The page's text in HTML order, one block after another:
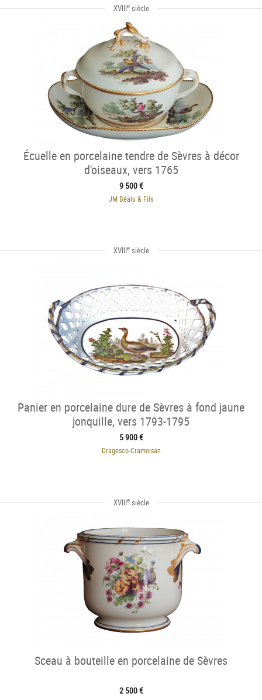
XVIIIesiècle
Écuelle en porcelaine tendre de Sèvres à décor
d'oiseaux, vers 1765
9 500 €
JM Béalu & Fils
XVIIIesiècle
Panier en porcelaine dure de Sèvres à fond jaune
jonquille, vers 1793-1795
5 900 €
Dragesco-Cramoisan
XVIIIesiècle
Sceau à bouteille en porcelaine de Sèvres
2 500 €